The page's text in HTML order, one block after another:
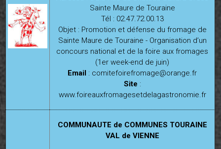
Sainte Maure de Touraine
Tél : 02.47.72.00.13
Objet : Promotion et défense du fromage de
Sainte Maure de Touraine - Organisation d’un
concours national et de la foire aux fromages
(1er week-end de juin)
Email : comitefoirefromage@orange.fr
Site :
www.foireauxfromagesetdelagastronomie.fr
COMMUNAUTE de COMMUNES TOURAINE
VAL de VIENNE